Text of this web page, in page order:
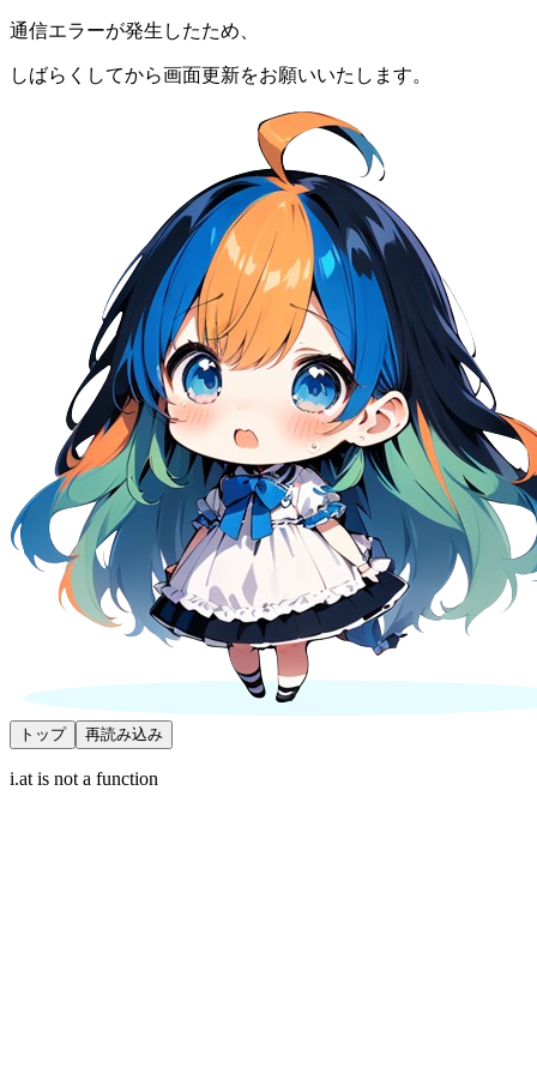
通信エラーが発生したため、
しばらくしてから画面更新をお願いいたします。
トップ 再読み込み
i.at is not a function